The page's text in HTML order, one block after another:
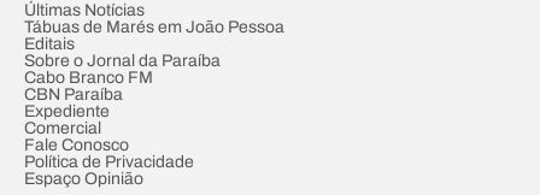
Últimas Notícias
Tábuas de Marés em João Pessoa
Editais
Sobre o Jornal da Paraíba
Cabo Branco FM
CBN Paraíba
Expediente
Comercial
Fale Conosco
Política de Privacidade
Espaço Opinião